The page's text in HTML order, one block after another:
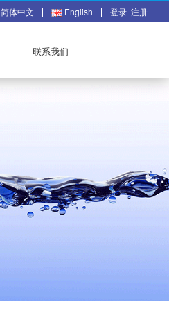
简体中文 English 登录 注册
联系我们